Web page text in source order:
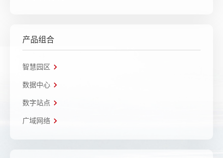
产品组合
智慧园区
数据中心
数字站点
广域网络